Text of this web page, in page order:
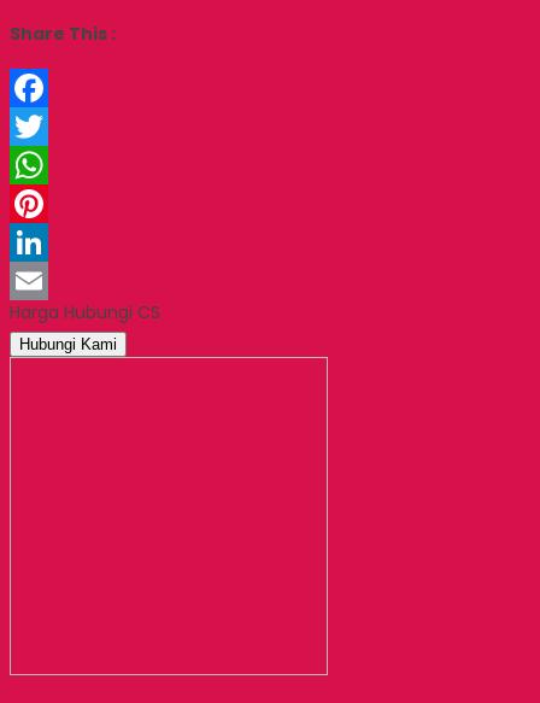
Share This :
Facebook
Twitter
WhatsApp
Pinterest
LinkedIn
Email
Harga Hubungi CS
Hubungi Kami